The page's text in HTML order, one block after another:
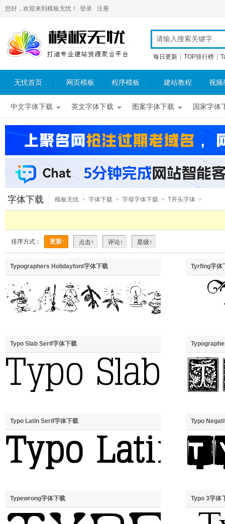
您好，欢迎来到模板无忧！ 登录 注册
每日更新 TOP排行榜
无忧首页 网页模板 程序模板 建站教程 视频
中文字体下载 英文字体下载 图案字体下载 国家字体
字体下载 模板无忧 > 字体下载 > 字母字体下载 > T开头字体 >
排序方式： 更新↑ 点击↑ 评论↑ 星级↑
Typographers Holidayfont字体下载 Tyrfing字体
Typo Slab Serif字体下载
Typo Latin Serif字体下载 Typo
Typewrong字体下载 Typo 3字体